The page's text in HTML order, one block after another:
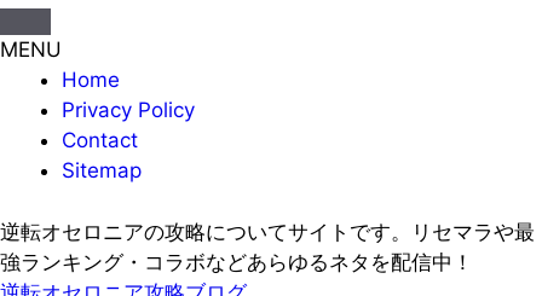
MENU
Home
Privacy Policy
Contact
Sitemap
逆転オセロニアの攻略についてサイトです。リセマラや最
強ランキング・コラボなどあらゆるネタを配信中！